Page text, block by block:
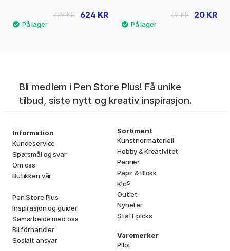
624 KR
779 KR 20 KR
39 KR
Bli medlem i Pen Store Plus! Få unike
tilbud, siste nytt og kreativ inspirasjon.
Information
Kundeservice
Spørsmål og svar
Om oss
Butikken vår
Pen Store Plus
Inspirasjon og guider
Samarbeide med oss
Bli förhandler
Sosialt ansvar
Sortiment
Kunstnermateriell
Hobby & Kreativitet
Penner
Papir & Blokk
Kids
Outlet
Nyheter
Staff picks
Varemerker
Pilot